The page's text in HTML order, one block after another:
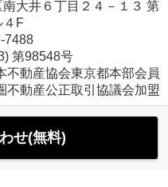
大井６丁目２４－１３ 第
４F
7488
第98548号
不動産協会東京都本部会員
不動産公正取引協議会加盟
せ(無料)